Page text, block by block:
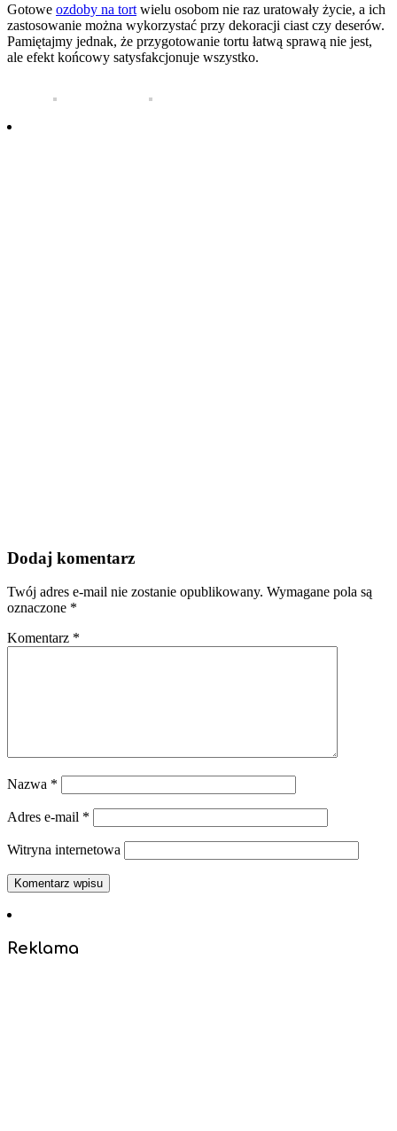
Gotowe ozdoby na tort wielu osobom nie raz uratowały życie, a ich
zastosowanie można wykorzystać przy dekoracji ciast czy deserów.
Pamiętajmy jednak, że przygotowanie tortu łatwą sprawą nie jest,
ale efekt końcowy satysfakcjonuje wszystko.
Dodaj komentarz
Twój adres e-mail nie zostanie opublikowany. Wymagane pola są
oznaczone *
Komentarz *
Nazwa *
Adres e-mail *
Witryna internetowa
Reklama